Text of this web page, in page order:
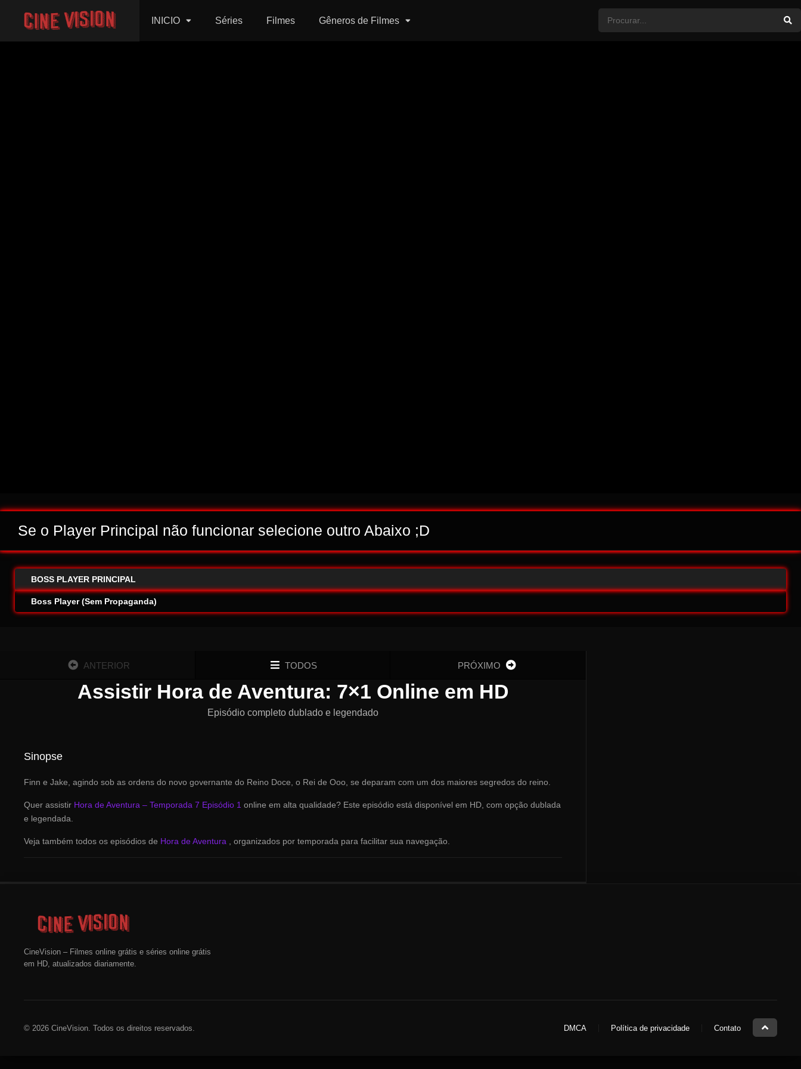
INICIO Séries Filmes Gêneros de Filmes
Se o Player Principal não funcionar selecione outro Abaixo ;D
BOSS PLAYER PRINCIPAL
Boss Player (Sem Propaganda)
ANTERIOR TODOS PRÓXIMO
Assistir Hora de Aventura: 7×1 Online em HD
Episódio completo dublado e legendado
Sinopse
Finn e Jake, agindo sob as ordens do novo governante do Reino Doce, o Rei de Ooo, se deparam com um dos maiores segredos do reino.
Quer assistir Hora de Aventura – Temporada 7 Episódio 1 online em alta qualidade? Este episódio está disponível em HD, com opção dublada
e legendada.
Veja também todos os episódios de Hora de Aventura , organizados por temporada para facilitar sua navegação.
CineVision – Filmes online grátis e séries online grátis
em HD, atualizados diariamente.
© 2026 CineVision. Todos os direitos reservados. DMCA Política de privacidade Contato